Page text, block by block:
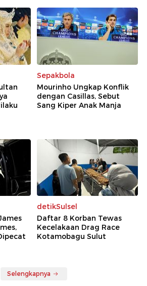
Sepakbola
Mourinho Ungkap Konflik
dengan Casillas, Sebut
Sang Kiper Anak Manja
detikSulsel
Daftar 8 Korban Tewas
Kecelakaan Drag Race
Kotamobagu Sulut
Selengkapnya